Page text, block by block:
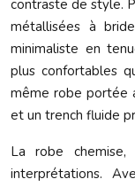
contraste de style.
métallisées à
minimaliste en
plus confortables
même robe portée
et un trench fluide
La robe
interprétations.